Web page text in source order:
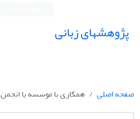
پژوهشهای زبانی
صفحه اصلی همکاری با موسسه یا انجمن